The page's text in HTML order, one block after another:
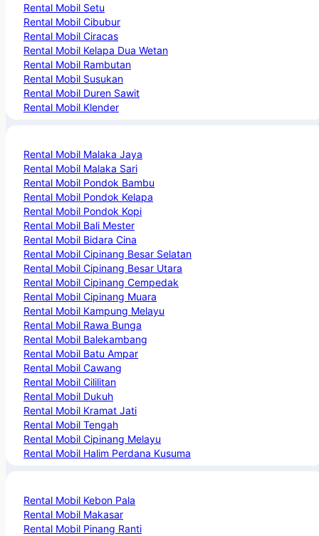
Rental Mobil Setu
Rental Mobil Cibubur
Rental Mobil Ciracas
Rental Mobil Kelapa Dua Wetan
Rental Mobil Rambutan
Rental Mobil Susukan
Rental Mobil Duren Sawit
Rental Mobil Klender
Rental Mobil Malaka Jaya
Rental Mobil Malaka Sari
Rental Mobil Pondok Bambu
Rental Mobil Pondok Kelapa
Rental Mobil Pondok Kopi
Rental Mobil Bali Mester
Rental Mobil Bidara Cina
Rental Mobil Cipinang Besar Selatan
Rental Mobil Cipinang Besar Utara
Rental Mobil Cipinang Cempedak
Rental Mobil Cipinang Muara
Rental Mobil Kampung Melayu
Rental Mobil Rawa Bunga
Rental Mobil Balekambang
Rental Mobil Batu Ampar
Rental Mobil Cawang
Rental Mobil Cililitan
Rental Mobil Dukuh
Rental Mobil Kramat Jati
Rental Mobil Tengah
Rental Mobil Cipinang Melayu
Rental Mobil Halim Perdana Kusuma
Rental Mobil Kebon Pala
Rental Mobil Makasar
Rental Mobil Pinang Ranti